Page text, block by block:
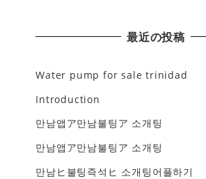
最近の投稿
Water pump for sale trinidad
Introduction
만남앱ア만남불팅ア 소개팅
만남앱ア만남불팅ア 소개팅
만남ヒ불팅즉석ヒ 소개팅어플하기